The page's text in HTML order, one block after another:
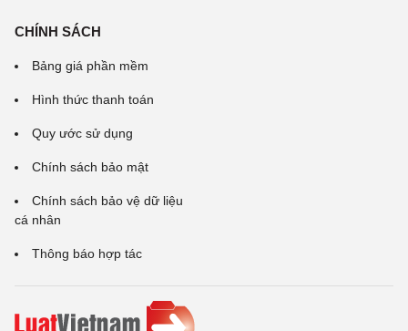
CHÍNH SÁCH
Bảng giá phần mềm
Hình thức thanh toán
Quy ước sử dụng
Chính sách bảo mật
Chính sách bảo vệ dữ liệu
cá nhân
Thông báo hợp tác